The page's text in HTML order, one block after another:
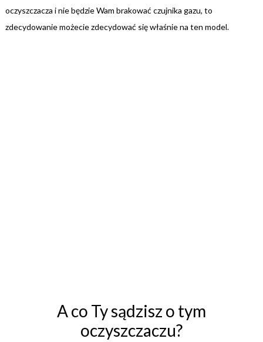
oczyszczacza i nie będzie Wam brakować czujnika gazu, to
zdecydowanie możecie zdecydować się właśnie na ten model.
A co Ty sądzisz o tym
oczyszczaczu?